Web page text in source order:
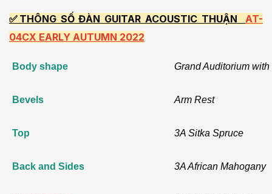
✅THÔNG SỐ ĐÀN GUITAR ACOUSTIC THUẬN AT-
04CX EARLY AUTUMN 2022
Body shape Grand Auditorium
Bevels Arm Rest
Top 3A Sitka Spruce
Back and Sides 3A African Mahogany